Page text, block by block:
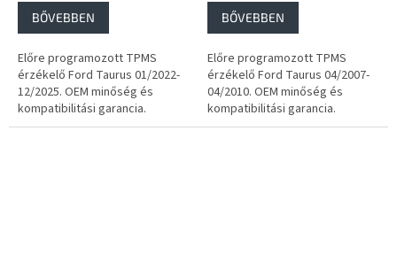
BŐVEBBEN
Előre programozott TPMS
érzékelő Ford Taurus 01/2022-
12/2025. OEM minőség és
kompatibilitási garancia.
BŐVEBBEN
Előre programozott TPMS
érzékelő Ford Taurus 04/2007-
04/2010. OEM minőség és
kompatibilitási garancia.